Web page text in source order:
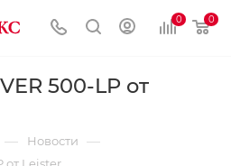
0 0
500-LP от
— Новости —